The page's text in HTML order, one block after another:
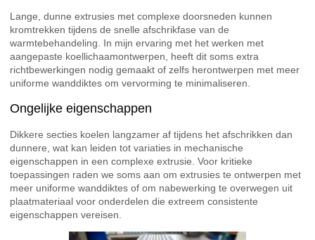
Lange, dunne extrusies met complexe doorsneden kunnen
kromtrekken tijdens de snelle afschrikfase van de
warmtebehandeling. In mijn ervaring met het werken met
aangepaste koellichaamontwerpen, heeft dit soms extra
richtbewerkingen nodig gemaakt of zelfs herontwerpen met meer
uniforme wanddiktes om vervorming te minimaliseren.
Ongelijke eigenschappen
Dikkere secties koelen langzamer af tijdens het afschrikken dan
dunnere, wat kan leiden tot variaties in mechanische
eigenschappen in een complexe extrusie. Voor kritieke
toepassingen raden we soms aan om extrusies te ontwerpen met
meer uniforme wanddiktes of om nabewerking te overwegen uit
plaatmateriaal voor onderdelen die extreem consistente
eigenschappen vereisen.